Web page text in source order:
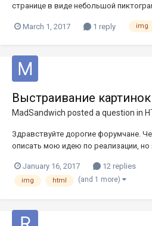
странице в виде небольшой
побороться? http://tezhe.ru/img.html
March 1, 2017 1 reply img
Выстраивание
MadSandwich posted a question in
Здравствуйте дорогие форумчане.
описать мою идею по реализации, но
блок в котором бы картинки были
блок на сайте в котором я бы хотел
January 16, 2017 12 replies
img html (and 1 more)